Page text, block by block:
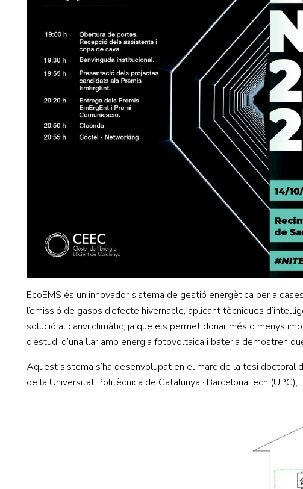
EcoEMS és un innovador sistema de gestió energètica per a
l’emissió de gasos d’efecte hivernacle, aplicant tècniques
solució al canvi climàtic, ja que els permet donar més o menys
d’estudi d’una llar amb energia fotovoltaica i bateria demostren
Aquest sistema s’ha desenvolupat en el marc de la tesi doctoral
de la Universitat Politècnica de Catalunya · BarcelonaTech